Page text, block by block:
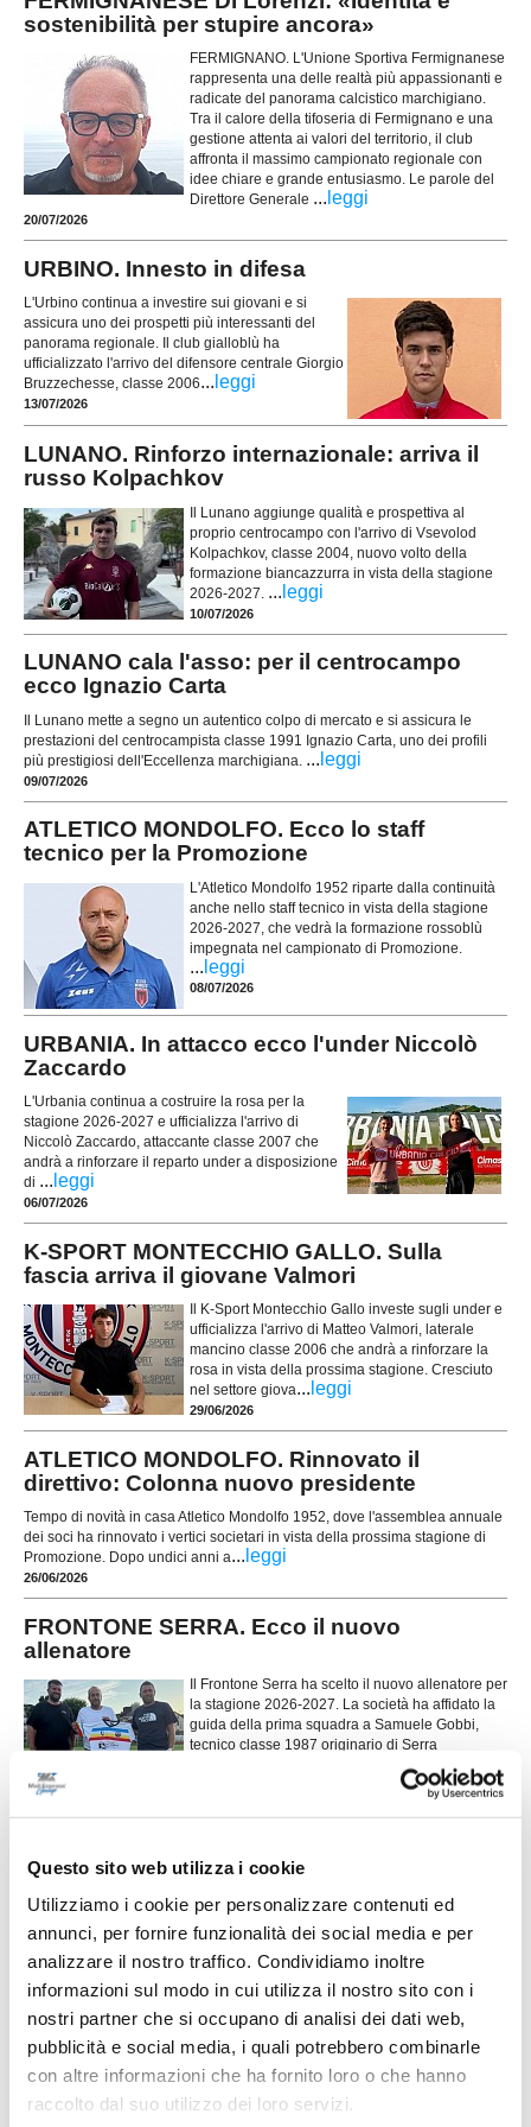
Questo sito web utilizza i cookie
Utilizziamo i cookie per personalizzare contenuti ed
annunci, per fornire funzionalità dei social media e per
analizzare il nostro traffico. Condividiamo inoltre
informazioni sul modo in cui utilizza il nostro sito con i
nostri partner che si occupano di analisi dei dati web,
pubblicità e social media, i quali potrebbero combinarle
con altre informazioni che ha fornito loro o che hanno
raccolto dal suo utilizzo dei loro servizi.
sostenibilità per stupire ancora»
FERMIGNANO. L'Unione Sportiva Fermignanese
rappresenta una delle realtà più appassionanti e
radicate del panorama calcistico marchigiano.
Tra il calore della tifoseria di Fermignano e una
gestione attenta ai valori del territorio, il club
affronta il massimo campionato regionale con
idee chiare e grande entusiasmo. Le parole del
Direttore Generale ... leggi
20/07/2026
URBINO. Innesto in difesa
L'Urbino continua a investire sui giovani e si
assicura uno dei prospetti più interessanti del
panorama regionale. Il club gialloblù ha
ufficializzato l'arrivo del difensore centrale Giorgio
Bruzzechesse, classe 2006... leggi
13/07/2026
LUNANO. Rinforzo internazionale: arriva il
russo Kolpachkov
Il Lunano aggiunge qualità e prospettiva al
proprio centrocampo con l'arrivo di Vsevolod
Kolpachkov, classe 2004, nuovo volto della
formazione biancazzurra in vista della stagione
2026-2027. ... leggi
10/07/2026
LUNANO cala l'asso: per il centrocampo
ecco Ignazio Carta
Il Lunano mette a segno un autentico colpo di mercato e si assicura le
prestazioni del centrocampista classe 1991 Ignazio Carta, uno dei profili
più prestigiosi dell'Eccellenza marchigiana. ... leggi
09/07/2026
ATLETICO MONDOLFO. Ecco lo staff
tecnico per la Promozione
L'Atletico Mondolfo 1952 riparte dalla continuità
anche nello staff tecnico in vista della stagione
2026-2027, che vedrà la formazione rossoblù
impegnata nel campionato di Promozione.
... leggi
08/07/2026
URBANIA. In attacco ecco l'under Niccolò
Zaccardo
L'Urbania continua a costruire la rosa per la
stagione 2026-2027 e ufficializza l'arrivo di
Niccolò Zaccardo, attaccante classe 2007 che
andrà a rinforzare il reparto under a disposizione
di ... leggi
06/07/2026
K-SPORT MONTECCHIO GALLO. Sulla
fascia arriva il giovane Valmori
Il K-Sport Montecchio Gallo investe sugli under e
ufficializza l'arrivo di Matteo Valmori, laterale
mancino classe 2006 che andrà a rinforzare la
rosa in vista della prossima stagione. Cresciuto
nel settore giova... leggi
29/06/2026
ATLETICO MONDOLFO. Rinnovato il
direttivo: Colonna nuovo presidente
Tempo di novità in casa Atletico Mondolfo 1952, dove l'assemblea annuale
dei soci ha rinnovato i vertici societari in vista della prossima stagione di
Promozione. Dopo undici anni a... leggi
26/06/2026
FRONTONE SERRA. Ecco il nuovo
allenatore
Il Frontone Serra ha scelto il nuovo allenatore per
la stagione 2026-2027. La società ha affidato la
guida della prima squadra a Samuele Gobbi,
tecnico classe 1987 originario di Serra
Alex Patarchi
prossima stagione puntando su un altro volto ben
conosciuto dall'ambiente durantino. La società ha
infatti ufficializzato il ritorno di Alex Patarchi,
esperto difensore che torna a vestire la maglia
biancorossa dop ...leggi
23/06/2026
SANTANGIOLESE. Cala il sipario dopo nove
anni: "Finisce una favola"